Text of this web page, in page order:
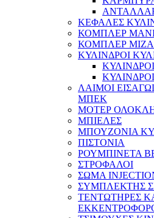
ΚΕΦΑΛΕΣ
ΚΟΜΠΛΕΡ
ΚΟΜΠΛΕΡ
ΚΥΛΙΝΔΡΟΙ
ΚΥΛΙΝΔΡΟΙ
ΛΑΙΜΟΙ
ΜΠΕΚ
ΜΟΤΕΡ
ΜΠΙΕΛΕΣ
ΜΠΟΥΖΟΝΙΑ
ΠΙΣΤΟΝΙΑ
ΡΟΥΜΠΙΝΕΤΑ
ΣΤΡΟΦΑΛΟΙ
ΣΩΜΑ
ΣΥΜΠΛΕΚΤΗΣ
ΤΕΝΤΩΤΗΡΕΣ